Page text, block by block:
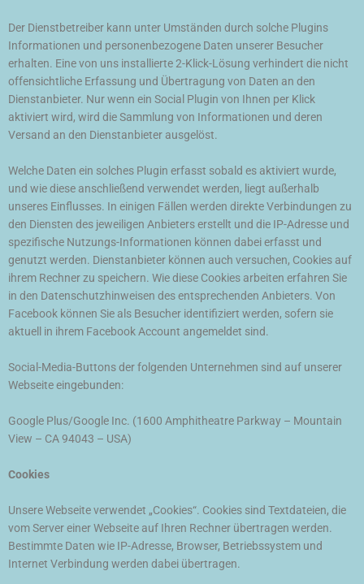
Der Dienstbetreiber kann unter Umständen durch solche Plugins
Informationen und personenbezogene Daten unserer Besucher
erhalten. Eine von uns installierte 2-Klick-Lösung verhindert die nicht
offensichtliche Erfassung und Übertragung von Daten an den
Dienstanbieter. Nur wenn ein Social Plugin von Ihnen per Klick
aktiviert wird, wird die Sammlung von Informationen und deren
Versand an den Dienstanbieter ausgelöst.
Welche Daten ein solches Plugin erfasst sobald es aktiviert wurde,
und wie diese anschließend verwendet werden, liegt außerhalb
unseres Einflusses. In einigen Fällen werden direkte Verbindungen zu
den Diensten des jeweiligen Anbieters erstellt und die IP-Adresse und
spezifische Nutzungs-Informationen können dabei erfasst und
genutzt werden. Dienstanbieter können auch versuchen, Cookies auf
ihrem Rechner zu speichern. Wie diese Cookies arbeiten erfahren Sie
in den Datenschutzhinweisen des entsprechenden Anbieters. Von
Facebook können Sie als Besucher identifiziert werden, sofern sie
aktuell in ihrem Facebook Account angemeldet sind.
Social-Media-Buttons der folgenden Unternehmen sind auf unserer
Webseite eingebunden:
Google Plus/Google Inc. (1600 Amphitheatre Parkway – Mountain
View – CA 94043 – USA)
Cookies
Unsere Webseite verwendet „Cookies“. Cookies sind Textdateien, die
vom Server einer Webseite auf Ihren Rechner übertragen werden.
Bestimmte Daten wie IP-Adresse, Browser, Betriebssystem und
Internet Verbindung werden dabei übertragen.